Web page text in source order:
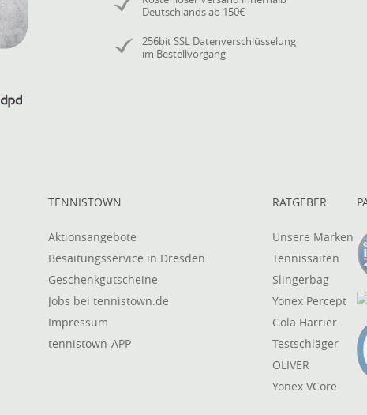
Deutschlands ab 150€
256bit SSL Datenverschlüsselung
im Bestellvorgang
TENNISTOWN
Aktionsangebote
Besaitungsservice in Dresden
Geschenkgutscheine
Jobs bei tennistown.de
Impressum
tennistown-APP
RATGEBER
Unsere Marken
Tennissaiten
Slingerbag
Yonex Percept
Gola Harrier
Testschläger
OLIVER
Yonex VCore